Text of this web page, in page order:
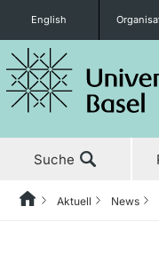
English
Suche
HomeZurückAktuell News